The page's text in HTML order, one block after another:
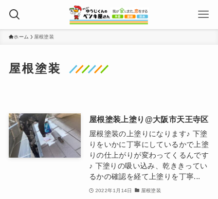
ホーム 屋根塗装
屋根塗装
屋根塗装上塗り@大阪市天王寺区
屋根塗装の上塗りになります♪ 下塗
りをいかに丁寧にしているかで上塗
りの仕上がりが変わってくるんです
♪ 下塗りの吸い込み、乾ききってい
るかの確認を経て上塗りを丁寧...
2022年1月14日 屋根塗装